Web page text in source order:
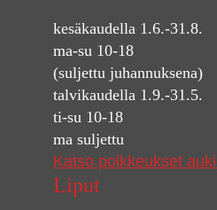
kesäkaudella 1.6.-31.8.
ma-su 10-18
(suljettu juhannuksena)
talvikaudella 1.9.-31.5.
ti-su 10-18
ma suljettu
Katso poikkeukset
Liput